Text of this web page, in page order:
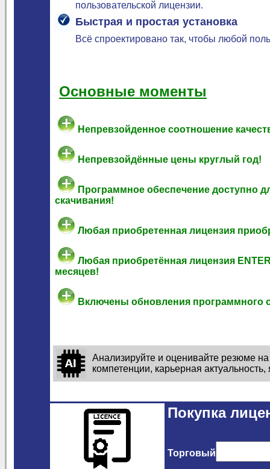
пользовательской лицензии.
Быстрая и простая установка
Всё спроектировано так, чтобы любой
Основные моменты
Непревзойденное соотношение
Непревзойдённые цены круглый год!
Программное обеспечение доступно
скачивания!
Любая приобретенная лицензия
Любая приобретённая лицензия
месяцев!
Включены обновления программного
Анализируйте и оценивайте резюме
компетенции, карьерная
Покупка
Торговый